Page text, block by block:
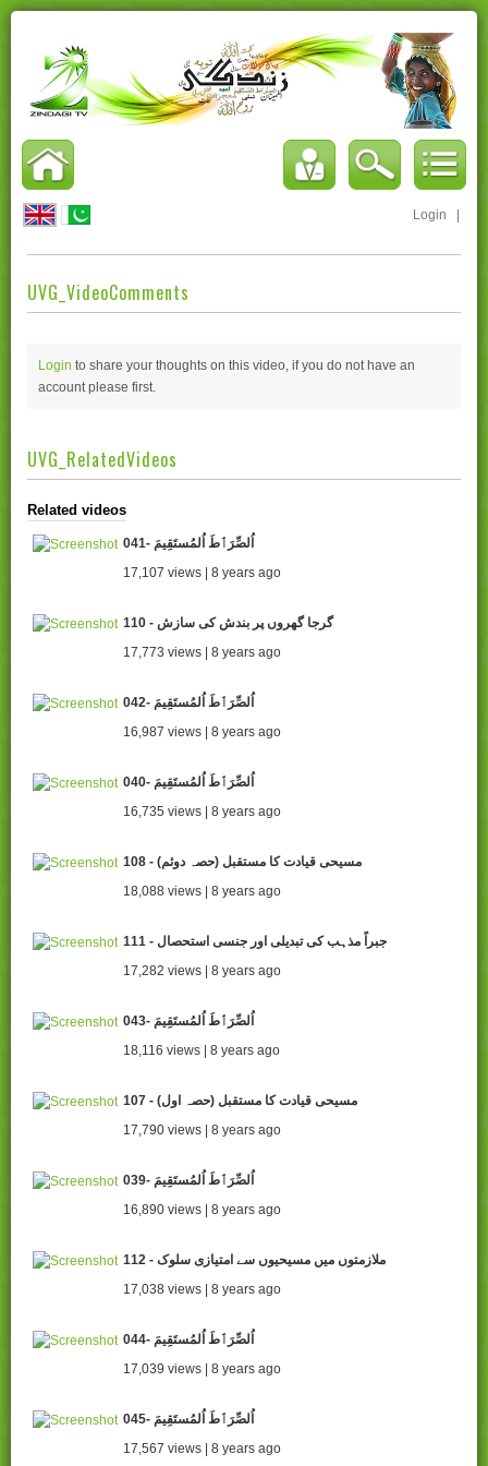
Login
UVG_VideoComments
Login to share your thoughts on this video, if you do not have an
account please first.
UVG_RelatedVideos
Related videos
041- اُلصِّرَٲطَ اُلمُستَقِيمَ
17,107 views | 8 years ago
110 - گرجا گھروں پر بندش کی سازش
17,773 views | 8 years ago
042- اُلصِّرَٲطَ اُلمُستَقِيمَ
16,987 views | 8 years ago
040- اُلصِّرَٲطَ اُلمُستَقِيمَ
16,735 views | 8 years ago
108 - (مسیحی قیادت کا مستقبل (حصہ دوئم
18,088 views | 8 years ago
111 - جبراً مذہب کی تبدیلی اور جنسی استحصال
17,282 views | 8 years ago
043- اُلصِّرَٲطَ اُلمُستَقِيمَ
18,116 views | 8 years ago
107 - مسیحی قیادت کا مستقبل (حصہ اول)
17,790 views | 8 years ago
039- اُلصِّرَٲطَ اُلمُستَقِيمَ
16,890 views | 8 years ago
112 - ملازمتوں میں مسیحیوں سے امتیازی سلوک
17,038 views | 8 years ago
044- اُلصِّرَٲطَ اُلمُستَقِيمَ
17,039 views | 8 years ago
045- اُلصِّرَٲطَ اُلمُستَقِيمَ
17,567 views | 8 years ago